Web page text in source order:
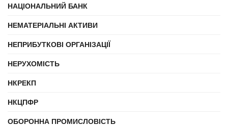
НАЦІОНАЛЬНИЙ БАНК
НЕМАТЕРІАЛЬНІ АКТИВИ
НЕПРИБУТКОВІ ОРГАНІЗАЦІЇ
НЕРУХОМІСТЬ
НКРЕКП
НКЦПФР
ОБОРОННА ПРОМИСЛОВІСТЬ